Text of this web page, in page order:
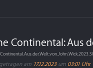
Continental: Aus
am 17.12.2023um 03:01 Uhr